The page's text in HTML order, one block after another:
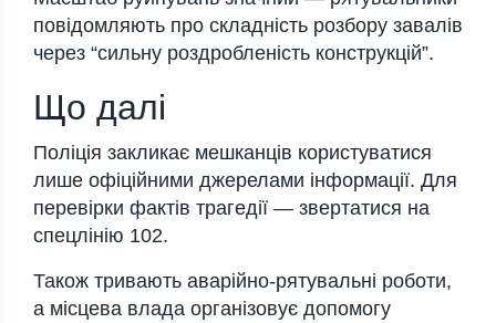
повідомляють про складність розбору завалів
через “сильну роздробленість конструкцій”.
Що далі
Поліція закликає мешканців користуватися
лише офіційними джерелами інформації. Для
перевірки фактів трагедії — звертатися на
спецлінію 102.
Також тривають аварійно-рятувальні роботи,
а місцева влада організовує допомогу